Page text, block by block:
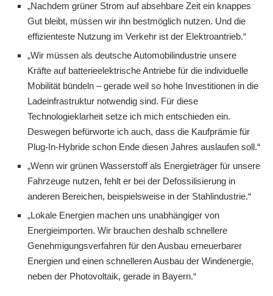
„Nachdem grüner Strom auf absehbare Zeit ein knappes
Gut bleibt, müssen wir ihn bestmöglich nutzen. Und die
effizienteste Nutzung im Verkehr ist der Elektroantrieb.“
„Wir müssen als deutsche Automobilindustrie unsere
Kräfte auf batterieelektrische Antriebe für die individuelle
Mobilität bündeln – gerade weil so hohe Investitionen in die
Ladeinfrastruktur notwendig sind. Für diese
Technologieklarheit setze ich mich entschieden ein.
Deswegen befürworte ich auch, dass die Kaufprämie für
Plug-In-Hybride schon Ende diesen Jahres auslaufen soll.“
„Wenn wir grünen Wasserstoff als Energieträger für unsere
Fahrzeuge nutzen, fehlt er bei der Defossilisierung in
anderen Bereichen, beispielsweise in der Stahlindustrie.“
„Lokale Energien machen uns unabhängiger von
Energieimporten. Wir brauchen deshalb schnellere
Genehmigungsverfahren für den Ausbau erneuerbarer
Energien und einen schnelleren Ausbau der Windenergie,
neben der Photovoltaik, gerade in Bayern.“